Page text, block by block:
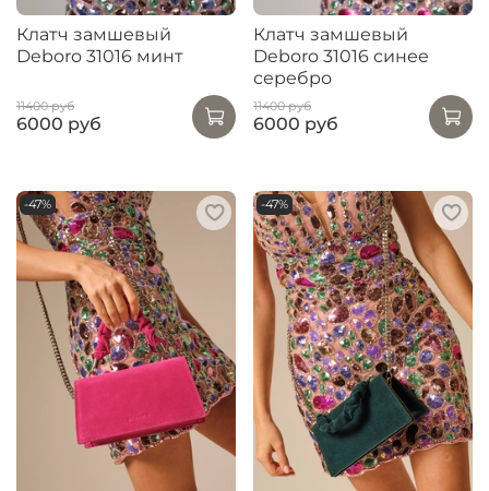
Клатч замшевый
Deboro 31016 минт
11400 руб
6000 руб
Клатч замшевый
Deboro 31016 синее
серебро
11400 руб
6000 руб
-47% -47%